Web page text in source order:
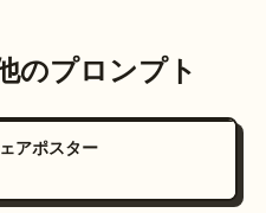
のプロンプト
アポスター